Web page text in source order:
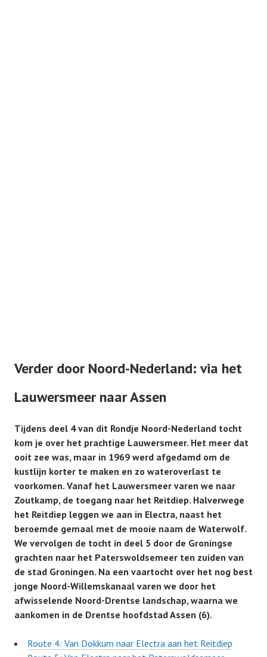
Verder door Noord-Nederland: via het
Lauwersmeer naar Assen
Tijdens deel 4 van dit Rondje Noord-Nederland tocht
kom je over het prachtige Lauwersmeer. Het meer dat
ooit zee was, maar in 1969 werd afgedamd om de
kustlijn korter te maken en zo wateroverlast te
voorkomen. Vanaf het Lauwersmeer varen we naar
Zoutkamp, de toegang naar het Reitdiep. Halverwege
het Reitdiep leggen we aan in Electra, naast het
beroemde gemaal met de mooie naam de Waterwolf.
We vervolgen de tocht in deel 5 door de Groningse
grachten naar het Paterswoldsemeer ten zuiden van
de stad Groningen. Na een vaartocht over het nog best
jonge Noord-Willemskanaal varen we door het
afwisselende Noord-Drentse landschap, waarna we
aankomen in de Drentse hoofdstad Assen (6).
Route 4: Van Dokkum naar Electra aan het Reitdiep